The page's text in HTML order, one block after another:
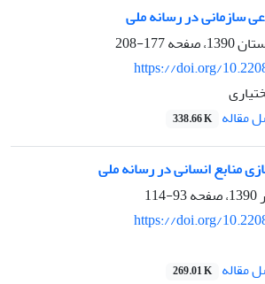
سازمانی در رسانه ملی
177-208
https://doi.org/
مقاله 338.66 K
منابع انسانی در رسانه ملی
93-114
https://doi.org/
مقاله 269.01 K